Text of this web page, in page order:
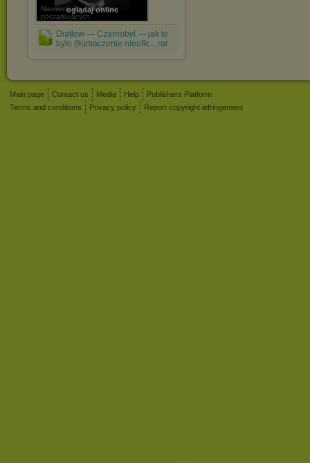
oglądaj online
Niemiecki dla całkowicie
początkujących.
Diatłow — Czarnobyl — jak to
było (tłumaczenie nieofic....rar
Main page Contact us Media Help
Publishers Platform
Terms and conditions
Privacy policy Report copyright infringement